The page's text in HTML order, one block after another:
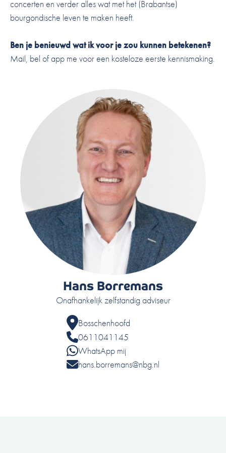
concerten en verder alles wat met het (Brabantse)
bourgondische leven te maken heeft.
Ben je benieuwd wat ik voor je zou kunnen betekenen?
Mail, bel of app me voor een kosteloze eerste kennismaking.
Hans Borremans
Onafhankelijk zelfstandig adviseur
Bosschenhoofd
0611041145
WhatsApp mij
hans.borremans@nbg.nl